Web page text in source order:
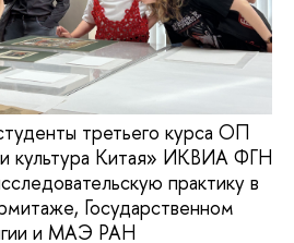
третьего курса ОП
и культура Китая» ИКВИА ФГН
практику в
Государственном
и МАЭ РАН